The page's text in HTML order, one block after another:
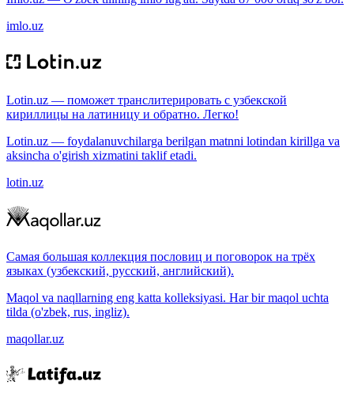
imlo.uz
Lotin.uz — поможет транслитерировать с узбекской
кириллицы на латиницу и обратно. Легко!
Lotin.uz — foydalanuvchilarga berilgan matnni lotindan kirillga va
aksincha o'girish xizmatini taklif etadi.
lotin.uz
Самая большая коллекция пословиц и поговорок на трёх
языках (узбекский, русский, английский).
Maqol va naqllarning eng katta kolleksiyasi. Har bir maqol uchta
tilda (o'zbek, rus, ingliz).
maqollar.uz